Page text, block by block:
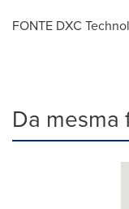
FONTE DXC
Da mesma